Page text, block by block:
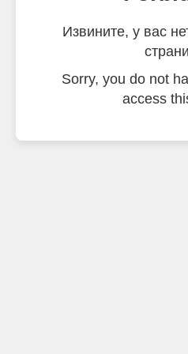
Извините, у вас
Sorry, you do not
access